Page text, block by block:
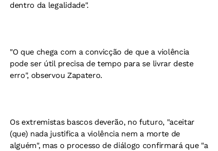
dentro da legalidade".
"O que chega com a convicção de que a violência
pode ser útil precisa de tempo para se livrar deste
erro", observou Zapatero.
Os extremistas bascos deverão, no futuro, "aceitar
(que) nada justifica a violência nem a morte de
alguém", mas o processo de diálogo confirmará que "a